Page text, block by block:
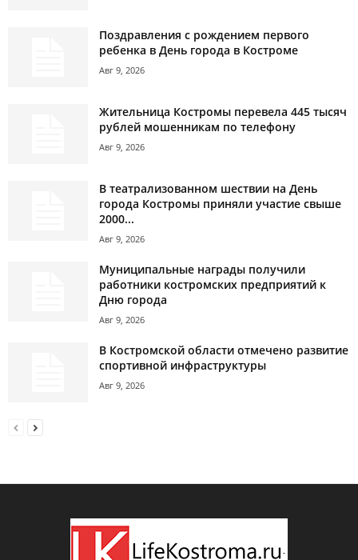
Поздравления с рождением первого
ребенка в День города в Костроме
Авг 9, 2026
Жительница Костромы перевела 445 тысяч
рублей мошенникам по телефону
Авг 9, 2026
В театрализованном шествии на День
города Костромы приняли участие свыше
2000...
Авг 9, 2026
Муниципальные награды получили
работники костромских предприятий к
Дню города
Авг 9, 2026
В Костромской области отмечено развитие
спортивной инфраструктуры
Авг 9, 2026